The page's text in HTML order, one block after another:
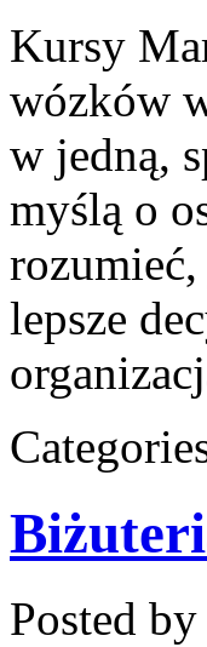
Kursy
wózków
w jedną,
myślą o
lepsze
Posted